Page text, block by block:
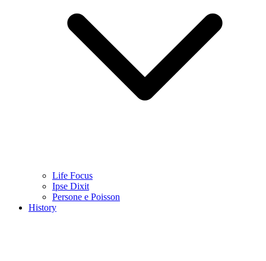
Life Focus
Ipse Dixit
Persone e Poisson
History